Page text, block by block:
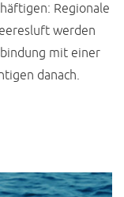
Regionale
werden
mit einer
danach.